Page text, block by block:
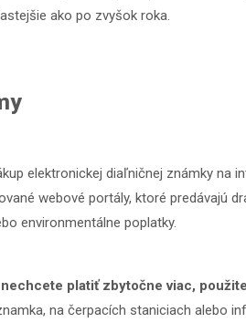
ako po zvyšok roka.
elektronickej diaľničnej známky na
webové portály, ktoré predávajú
environmentálne poplatky.
platiť zbytočne viac,
na čerpacích staniciach alebo